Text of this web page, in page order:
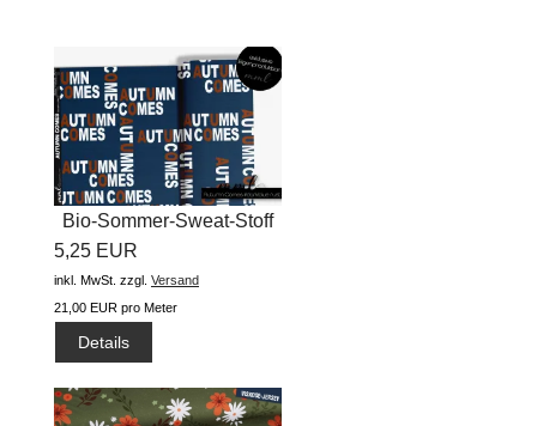
Bio-Sommer-Sweat-Stoff
"Autumn...
5,25 EUR
inkl. MwSt. zzgl. Versand
21,00 EUR pro Meter
Details